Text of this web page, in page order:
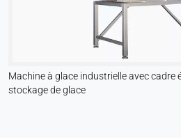
Machine à glace industrielle avec cadre
stockage de glace